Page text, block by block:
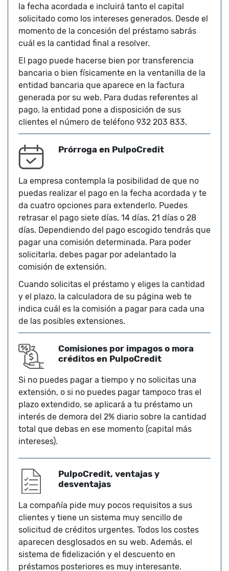
la fecha acordada e incluirá tanto el capital
solicitado como los intereses generados. Desde el
momento de la concesión del préstamo sabrás
cuál es la cantidad final a resolver.
El pago puede hacerse bien por transferencia
bancaria o bien físicamente en la ventanilla de la
entidad bancaria que aparece en la factura
generada por su web. Para dudas referentes al
pago, la entidad pone a disposición de sus
clientes el número de teléfono 932 203 833.
Prórroga en PulpoCredit
La empresa contempla la posibilidad de que no
puedas realizar el pago en la fecha acordada y te
da cuatro opciones para extenderlo. Puedes
retrasar el pago siete días, 14 días, 21 días o 28
días. Dependiendo del pago escogido tendrás que
pagar una comisión determinada. Para poder
solicitarla, debes pagar por adelantado la
comisión de extensión.
Cuando solicitas el préstamo y eliges la cantidad
y el plazo, la calculadora de su página web te
indica cuál es la comisión a pagar para cada una
de las posibles extensiones.
Comisiones por impagos o mora
créditos en PulpoCredit
Si no puedes pagar a tiempo y no solicitas una
extensión, o si no puedes pagar tampoco tras el
plazo extendido, se aplicará a tu préstamo un
interés de demora del 2% diario sobre la cantidad
total que debas en ese momento (capital más
intereses).
PulpoCredit, ventajas y
desventajas
La compañía pide muy pocos requisitos a sus
clientes y tiene un sistema muy sencillo de
solicitud de créditos urgentes. Todos los costes
aparecen desglosados en su web. Además, el
sistema de fidelización y el descuento en
préstamos posteriores es muy interesante.